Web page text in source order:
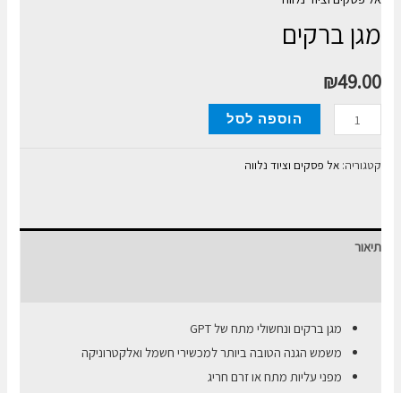
מגן ברקים
₪49.00
כמות
של
מגן
הוספה לסל
קטגוריה:אל פסקים וציוד נלווה
תיאור
מגן ברקים ונחשולי מתח של GPT
משמש הגנה הטובה ביותר למכשירי חשמל ואלקטרוניקה
מפני עליות מתח או זרם חריג